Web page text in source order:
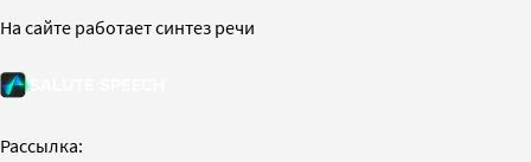
На сайте работает синтез речи
Рассылка: